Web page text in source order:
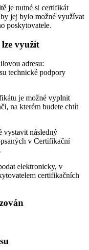
je nutné si certifikát
jej bylo možné využívat
poskytovatele.
využít
adresu:
technické podpory
je možné vyplnit
na kterém budete chtít
vystavit následný
v Certifikační
elektronicky, v
certifikačních